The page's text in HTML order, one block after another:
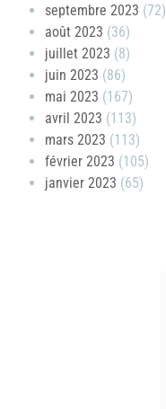
septembre 2023 (72)
août 2023 (36)
juillet 2023 (8)
juin 2023 (86)
mai 2023 (167)
avril 2023 (113)
mars 2023 (113)
février 2023 (105)
janvier 2023 (65)